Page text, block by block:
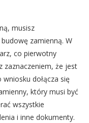
musisz
zamienną. W
co pierwotny
zaznaczeniem, że jest
dołącza się
który musi być
wszystkie
i inne dokumenty.